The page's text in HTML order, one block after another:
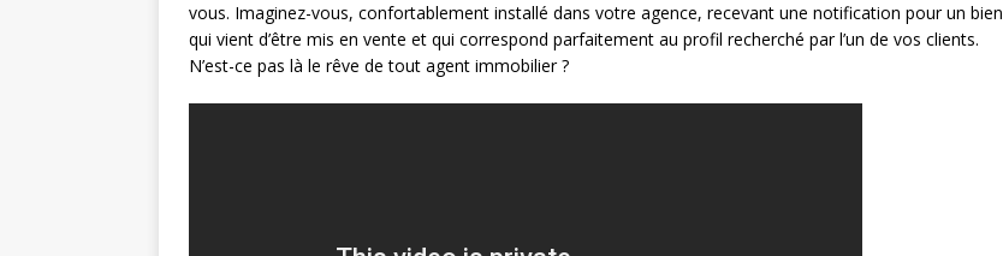
vous. Imaginez-vous, confortablement installé dans votre agence, recevant une notification pour un bien
qui vient d’être mis en vente et qui correspond parfaitement au profil recherché par l’un de vos clients.
N’est-ce pas là le rêve de tout agent immobilier ?